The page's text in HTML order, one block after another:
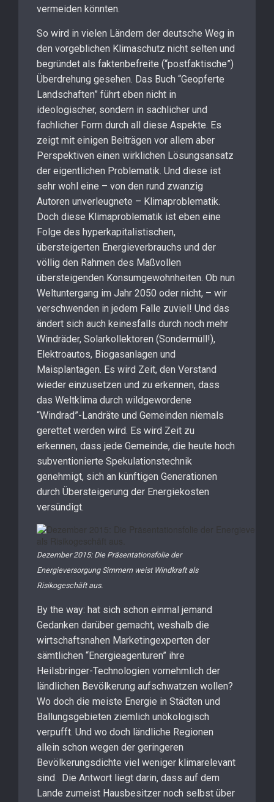
vermeiden könnten.
So wird in vielen Ländern der deutsche Weg in
den vorgeblichen Klimaschutz nicht selten und
begründet als faktenbefreite (“postfaktische”)
Überdrehung gesehen. Das Buch “Geopferte
Landschaften” führt eben nicht in
ideologischer, sondern in sachlicher und
fachlicher Form durch all diese Aspekte. Es
zeigt mit einigen Beiträgen vor allem aber
Perspektiven einen wirklichen Lösungsansatz
der eigentlichen Problematik. Und diese ist
sehr wohl eine – von den rund zwanzig
Autoren unverleugnete – Klimaproblematik.
Doch diese Klimaproblematik ist eben eine
Folge des hyperkapitalistischen,
übersteigerten Energieverbrauchs und der
völlig den Rahmen des Maßvollen
übersteigenden Konsumgewohnheiten. Ob nun
Weltuntergang im Jahr 2050 oder nicht, – wir
verschwenden in jedem Falle zuviel! Und das
ändert sich auch keinesfalls durch noch mehr
Windräder, Solarkollektoren (Sondermüll!),
Elektroautos, Biogasanlagen und
Maisplantagen. Es wird Zeit, den Verstand
wieder einzusetzen und zu erkennen, dass
das Weltklima durch wildgewordene
“Windrad”-Landräte und Gemeinden niemals
gerettet werden wird. Es wird Zeit zu
erkennen, dass jede Gemeinde, die heute hoch
subventionierte Spekulationstechnik
genehmigt, sich an künftigen Generationen
durch Übersteigerung der Energiekosten
versündigt.
Dezember 2015: Die Präsentationsfolie der
Energieversorgung Simmern weist Windkraft als
Risikogeschäft aus.
By the way: hat sich schon einmal jemand
Gedanken darüber gemacht, weshalb die
wirtschaftsnahen Marketingexperten der
sämtlichen “Energieagenturen” ihre
Heilsbringer-Technologien vornehmlich der
ländlichen Bevölkerung aufschwatzen wollen?
Wo doch die meiste Energie in Städten und
Ballungsgebieten ziemlich unökologisch
verpufft. Und wo doch ländliche Regionen
allein schon wegen der geringeren
Bevölkerungsdichte viel weniger klimarelevant
sind. Die Antwort liegt darin, dass auf dem
Lande zumeist Hausbesitzer noch selbst über